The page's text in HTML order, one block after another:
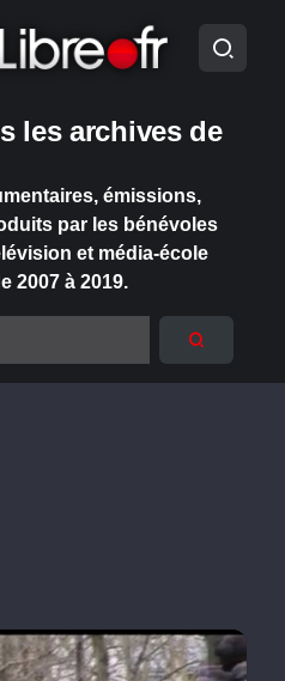
les archives de
émissions,
par les bénévoles
et média-école
2007 à 2019.